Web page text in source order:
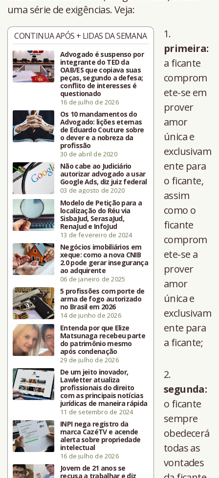
uma série de exigências. Veja:
CONTINUA APÓS + LIDAS DA SEMANA
Advogado é suspenso por
integrante do TED da
OAB/ES que copiava suas
peças, segundo a defesa;
conflito de interesses é
questionado
16 de julho de 2026
Os 10 mandamentos do
Advogado: lições eternas
de Eduardo Couture sobre
o dever e a nobreza da
profissão
30 de abril de 2020
Não cabe ao Judiciário
autorizar advogado a usar
Google Ads, diz juiz federal
03 de agosto de 2020
Modelo de Petição para a
localização do Réu via
SisbaJud, SerasaJud,
RenaJud e InfoJud
13 de fevereiro de 2024
Negócios imobiliários em
xeque: como a nova CNIB
2.0 pode gerar insegurança
ao adquirente
06 de janeiro de 2025
5 profissões com porte de
arma de fogo autorizado
no Brasil em 2026
14 de junho de 2026
Entenda por que Elize
Matsunaga recebeu parte
do patrimônio mesmo
após condenação
29 de julho de 2026
De um jeito inovador,
Lawletter atualiza
profissionais do direito
com as principais notícias
jurídicas de maneira rápida
11 de setembro de 2024
INPI nega registro da
marca CazéTV e acende
alerta sobre propriedade
intelectual
16 de julho de 2026
Jovem de 21 anos se
recusa a trabalhar e diz
primeira:
a ficante
comprom
ete-se em
prover
amor
única e
exclusivam
ente para
o ficante,
assim
como o
ficante
comprom
ete-se a
prover
amor
única e
exclusivam
ente para
a ficante;
segunda:
o ficante
sempre
obedecerá
todas as
vontades